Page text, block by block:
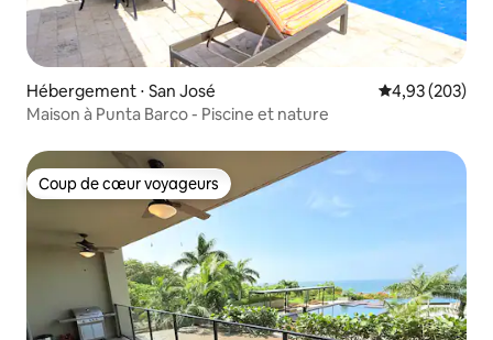
Hébergement ⋅ San José Évaluation
4,93 (203)
Maison à Punta Barco - Piscine et nature
Coup de cœur voyageurs
Coup de cœur voyageurs